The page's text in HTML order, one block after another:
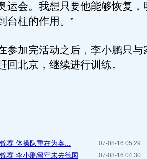
运会。我想只要他能够恢复，
台柱的作用。”
加完活动之后，李小鹏只与
回北京，继续进行训练。
07-08-16 05:29
赛 体操队重在为奥...
07-08-16 04:30
赛 李小鹏留守未去德国